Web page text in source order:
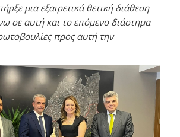
μια εξαιρετικά θετική διάθεση
σε αυτή και το επόμενο διάστημα
προς αυτή την